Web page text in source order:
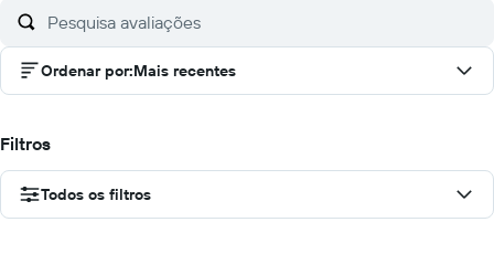
Ordenar por:Mais recentes
Filtros
Todos os filtros